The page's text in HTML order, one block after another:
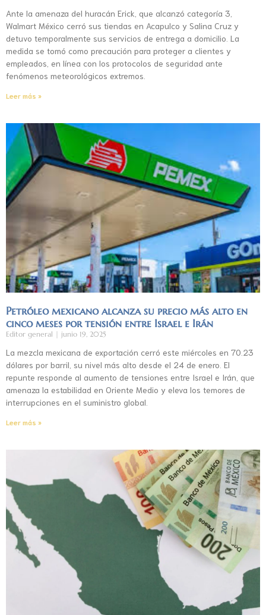
Ante la amenaza del huracán Erick, que alcanzó categoría 3,
Walmart México cerró sus tiendas en Acapulco y Salina Cruz y
detuvo temporalmente sus servicios de entrega a domicilio. La
medida se tomó como precaución para proteger a clientes y
empleados, en línea con los protocolos de seguridad ante
fenómenos meteorológicos extremos.
Leer más »
Petróleo mexicano alcanza su precio más alto en
cinco meses por tensión entre Israel e Irán
Editor general junio 19, 2025
La mezcla mexicana de exportación cerró este miércoles en 70.23
dólares por barril, su nivel más alto desde el 24 de enero. El
repunte responde al aumento de tensiones entre Israel e Irán, que
amenaza la estabilidad en Oriente Medio y eleva los temores de
interrupciones en el suministro global.
Leer más »